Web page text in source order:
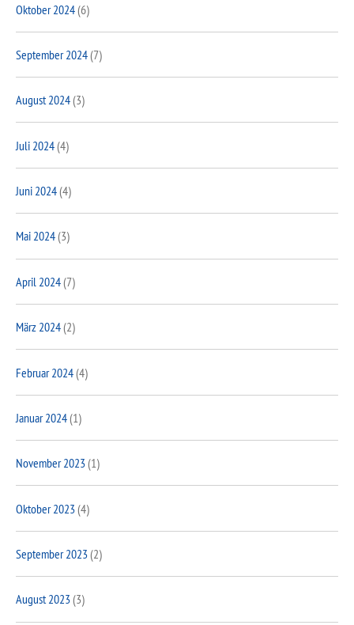
Oktober 2024(6)
September 2024(7)
August 2024(3)
Juli 2024(4)
Juni 2024(4)
Mai 2024(3)
April 2024(7)
März 2024(2)
Februar 2024(4)
Januar 2024(1)
November 2023(1)
Oktober 2023(4)
September 2023(2)
August 2023(3)